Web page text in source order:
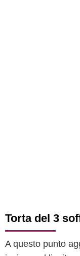
Torta del 3
A questo punto